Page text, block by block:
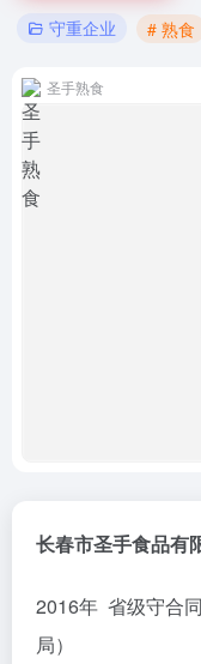
守重企业 # 熟食
圣手熟食
长春市圣手食品有
2016年 省级守合
局）